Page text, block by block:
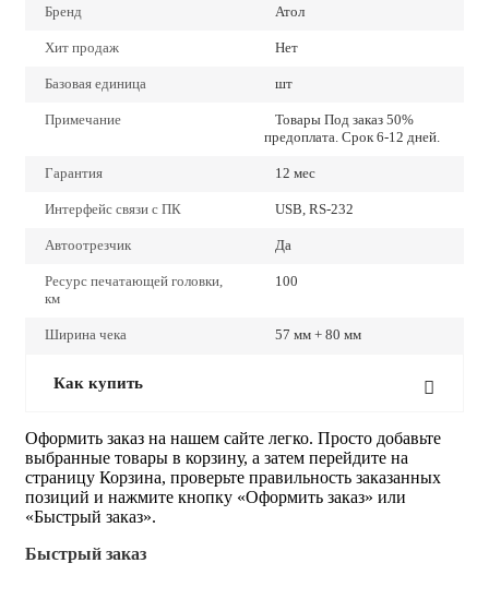
Бренд Атол
Хит продаж Нет
Базовая единица шт
Примечание
Товары Под заказ 50%
предоплата. Срок 6-12 дней.
Гарантия 12 мес
Интерфейс связи с ПК USB, RS-232
Автоотрезчик Да
Ресурс печатающей головки,
км
100
Ширина чека 57 мм + 80 мм
Как купить
Оформить заказ на нашем сайте легко. Просто добавьте
выбранные товары в корзину, а затем перейдите на
страницу Корзина, проверьте правильность заказанных
позиций и нажмите кнопку «Оформить заказ» или
«Быстрый заказ».
Быстрый заказ